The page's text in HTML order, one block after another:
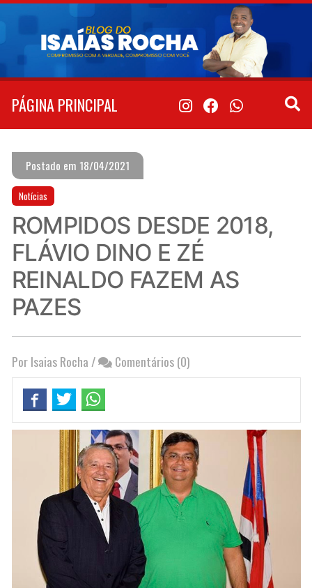
Pular
conteúdo
PÁGINA PRINCIPAL
Postado em 18/04/2021
Notícias
ROMPIDOS DESDE 2018,
FLÁVIO DINO E ZÉ
REINALDO FAZEM AS
PAZES
Por Isaias Rocha / Comentários (0)